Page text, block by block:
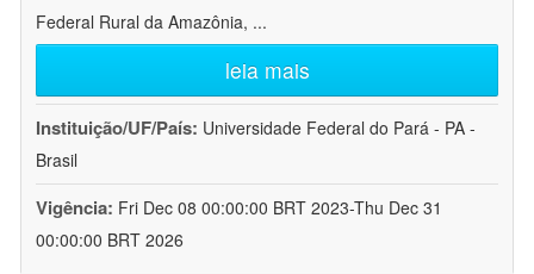
Federal Rural da Amazônia, ...
leia mais
Instituição/UF/País: Universidade Federal do Pará - PA -
Brasil
Vigência: Fri Dec 08 00:00:00 BRT 2023-Thu Dec 31
00:00:00 BRT 2026